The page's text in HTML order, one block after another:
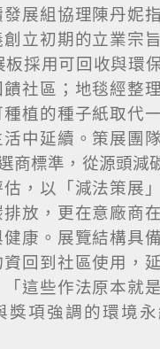
展組協理陳丹妮
立初期的立業宗
板採用可回收與環
社區；地毯經整
植的種子紙取代
中延續。策展團
商標準，從源頭減
，以「減法策展
放，更在意廠商
康。展覽結構具
回到社區使用，
這些作法原本就
獎項強調的環境